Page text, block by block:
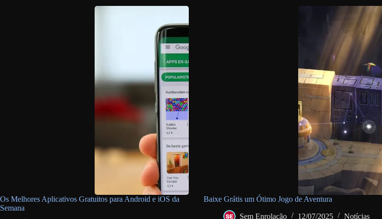
Os Melhores Aplicativos Gratuitos para Android e iOS da
Semana
Baixe Grátis um Ótimo Jogo de Aventura
Sem Enrolação 12/07/2025 Notícias